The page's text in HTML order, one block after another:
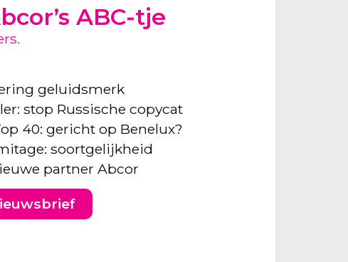
ABC-tje
geluidsmerk
stop Russische copycat
40: gericht op Benelux?
soortgelijkheid
partner Abcor